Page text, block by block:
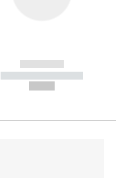
------------
----------- -----------